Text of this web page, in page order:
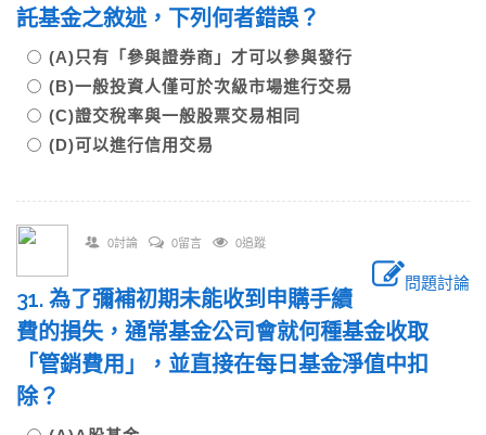
託基金之敘述，下列何者錯誤？
(A)只有「參與證券商」才可以參與發行
(B)一般投資人僅可於次級市場進行交易
(C)證交稅率與一般股票交易相同
(D)可以進行信用交易
0討論 0留言 0追蹤
問題討論
31. 為了彌補初期未能收到申購手續
費的損失，通常基金公司會就何種基金收取
「管銷費用」，並直接在每日基金淨值中扣
除？